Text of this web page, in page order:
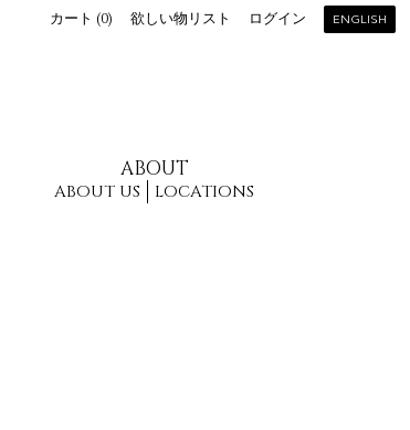
ABOUT
ABOUT US LOCATIONS
カート (0) 欲しい物リスト ログイン ENGLISH